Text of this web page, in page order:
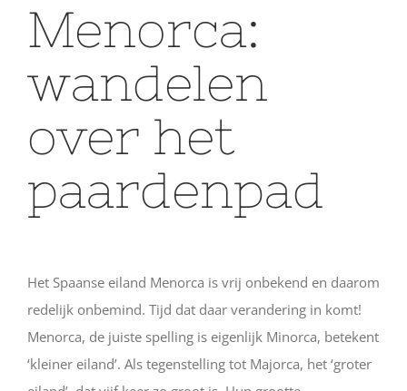
Menorca:
wandelen
over het
paardenpad
Het Spaanse eiland Menorca is vrij onbekend en daarom
redelijk onbemind. Tijd dat daar verandering in komt!
Menorca, de juiste spelling is eigenlijk Minorca, betekent
‘kleiner eiland’. Als tegenstelling tot Majorca, het ‘groter